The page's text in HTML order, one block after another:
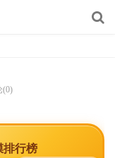
(0)
排行榜